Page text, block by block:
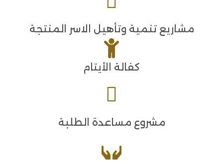
مشاريع تنمية وتأهيل الاسر المنتجة
كفالة الأيتام
مشروع مساعدة الطلبة